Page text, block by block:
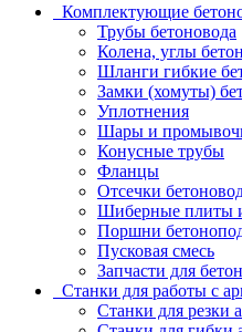
Комплектующие
Трубы бетоновода
Колена, углы
Шланги гибкие
Замки (хомуты)
Уплотнения
Шары и
Конусные трубы
Фланцы
Отсечки
Шиберные плиты
Поршни
Пусковая смесь
Запчасти для
Станки для работы с
Станки для резки